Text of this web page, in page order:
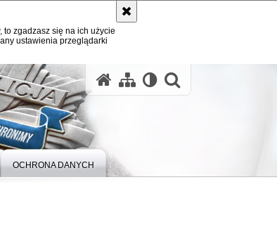
to zgadzasz się na ich użycie
ustawienia przeglądarki
OCHRONA DANYCH